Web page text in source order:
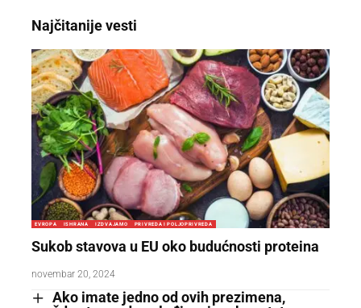
Najčitanije vesti
EVROPA ISHRANA IZDVAJAMO PRIVREDA I POLJOPRIVREDA
Sukob stavova u EU oko budućnosti proteina
novembar 20, 2024
Ako imate jedno od ovih prezimena,